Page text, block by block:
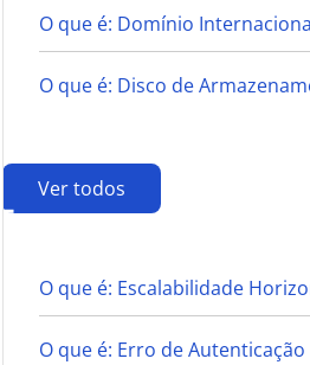
O que é: Domínio
O que é: Disco de
Ver todos
E
O que é: Escalabilidade
O que é: Erro de Autenticação